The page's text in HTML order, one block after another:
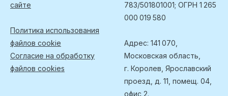
сайте
Политика использования
файлов cookie
Согласие на обработку
файлов cookies
783/501801001; ОГРН 1 265
000 019 580
Адрес: 141 070,
Московская область,
г. Королев, Ярославский
проезд, д. 11, помещ. 04,
офис 2.